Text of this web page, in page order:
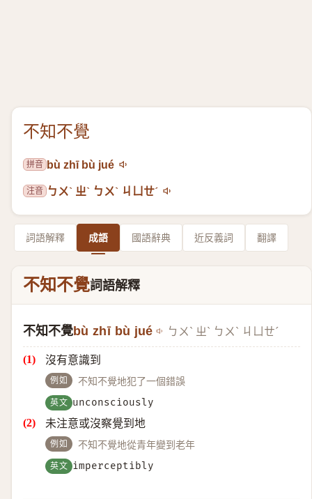
不知不覺
拼音 bù zhī bù jué
注音 ㄅㄨˋ ㄓˋ ㄅㄨˋ ㄐㄩㄝˊ
詞語解釋 成語 國語辭典 近反義詞 翻譯
不知不覺詞語解釋
不知不覺bù zhī bù jué ㄅㄨˋ ㄓˋ ㄅㄨˋ ㄐㄩㄝˊ
沒有意識到
例如 不知不覺地犯了一個錯誤
英文 unconsciously
未注意或沒察覺到地
例如 不知不覺地從青年變到老年
英文 imperceptibly